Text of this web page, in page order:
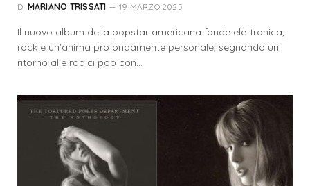
DI MARIANO TRISSATI 19 MARZO 2025
Il nuovo album della popstar americana fonde elettronica,
rock e un’anima profondamente personale, segnando un
ritorno alle radici pop con…